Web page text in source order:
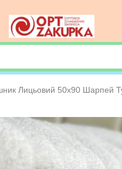
Лицьовий 50х90 Шарпей